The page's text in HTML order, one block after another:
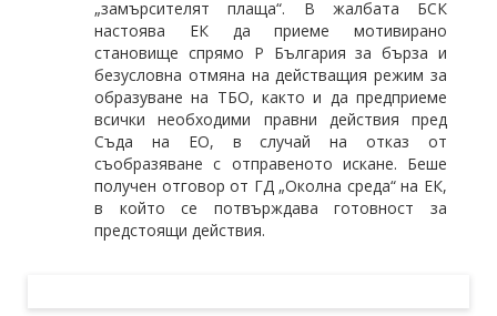
„замърсителят плаща“. В жалбата БСК
настоява ЕК да приеме мотивирано
становище спрямо Р България за бърза и
безусловна отмяна на действащия режим за
образуване на ТБО, както и да предприеме
всички необходими правни действия пред
Съда на ЕО, в случай на отказ от
съобразяване с отправеното искане. Беше
получен отговор от ГД „Околна среда“ на ЕК,
в който се потвърждава готовност за
предстоящи действия.